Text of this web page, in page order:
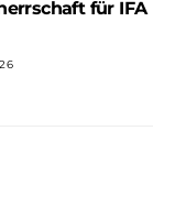
für IFA